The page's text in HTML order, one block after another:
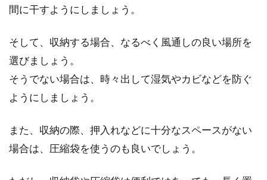
間に干すようにしましょう。
そして、収納する場合、なるべく風通しの良い場所を
選びましょう。
そうでない場合は、時々出して湿気やカビなどを防ぐ
ようにしましょう。
また、収納の際、押入れなどに十分なスペースがない
場合は、圧縮袋を使うのも良いでしょう。